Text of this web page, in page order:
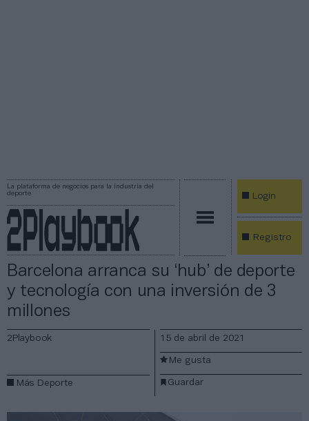
La plataforma de negocios para la industria del
deporte
Login
Registro
Barcelona arranca su ‘hub’ de deporte
y tecnología con una inversión de 3
millones
2Playbook
Más Deporte
15 de abril de 2021
Guardar
Me gusta